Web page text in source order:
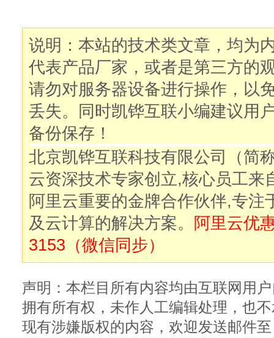
说明：本站的技术类文章，均为
代表产品厂家，或者是第三方的
请勿对服务器设备进行操作，以
丢失。同时凯铧互联小编建议用
备份保存！
北京凯铧互联科技有限公司（简
云资深技术专家创立,核心员工来
阿里云重要的金牌合作伙伴,专注
及云计算的解决方案。 阿里云优
3153（微信同步）
声明：本栏目所有内容均由互联网用
拥有所有权，未作人工编辑处理，也
现有涉嫌版权的内容，欢迎发送邮件